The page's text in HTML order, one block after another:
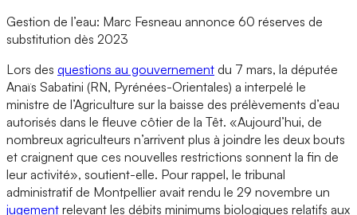
Gestion de l’eau: Marc Fesneau annonce 60 réserves de
substitution dès 2023
Lors des questions au gouvernement du 7 mars, la députée
Anaïs Sabatini (RN, Pyrénées-Orientales) a interpelé le
ministre de l’Agriculture sur la baisse des prélèvements d’eau
autorisés dans le fleuve côtier de la Têt. «Aujourd’hui, de
nombreux agriculteurs n’arrivent plus à joindre les deux bouts
et craignent que ces nouvelles restrictions sonnent la fin de
leur activité», soutient-elle. Pour rappel, le tribunal
administratif de Montpellier avait rendu le 29 novembre un
jugement relevant les débits minimums biologiques relatifs aux